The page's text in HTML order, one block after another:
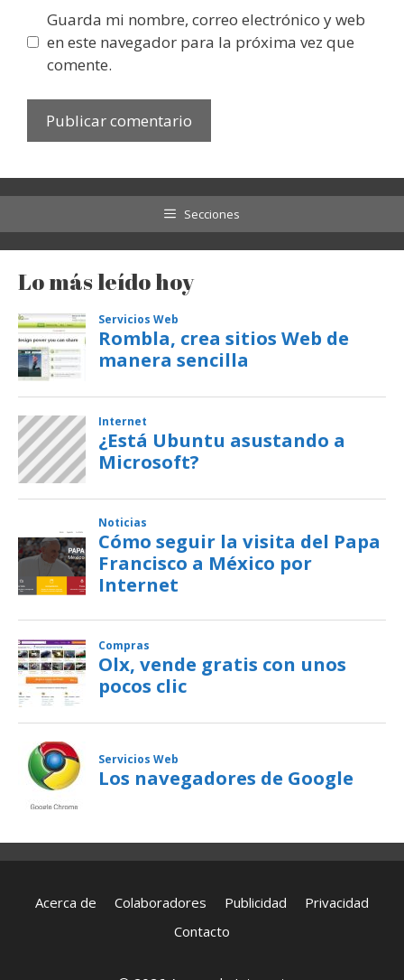
Guarda mi nombre, correo electrónico y web
en este navegador para la próxima vez que
comente.
Secciones
Lo más leído hoy
Acerca de Colaboradores Publicidad
Privacidad
Contacto